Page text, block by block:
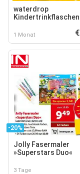
waterdrop
Kindertrinkflaschen
1 Monat
-20%
Jolly Fasermaler
»Superstars Duo«
3 Tage